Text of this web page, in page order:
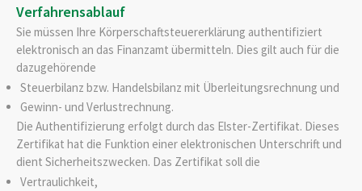
Verfahrensablauf
Sie müssen Ihre Körperschaftsteuererklärung authentifiziert
elektronisch an das Finanzamt übermitteln. Dies gilt auch für die
dazugehörende
Steuerbilanz bzw. Handelsbilanz mit Überleitungsrechnung und
Gewinn- und Verlustrechnung.
Die Authentifizierung erfolgt durch das Elster-Zertifikat. Dieses
Zertifikat hat die Funktion einer elektronischen Unterschrift und
dient Sicherheitszwecken. Das Zertifikat soll die
Vertraulichkeit,